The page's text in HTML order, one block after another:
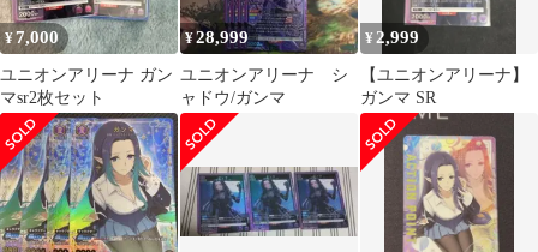
¥7,000
ユニオンアリーナ ガン
マsr2枚セット
¥28,999
ユニオンアリーナ シ
ャドウ/ガンマ
¥ 2,999
【ユニオンアリーナ】
ガンマ SR